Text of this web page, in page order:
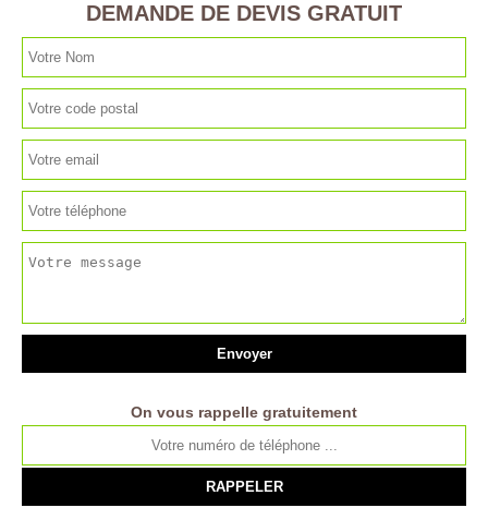
DEMANDE DE DEVIS GRATUIT
On vous rappelle gratuitement